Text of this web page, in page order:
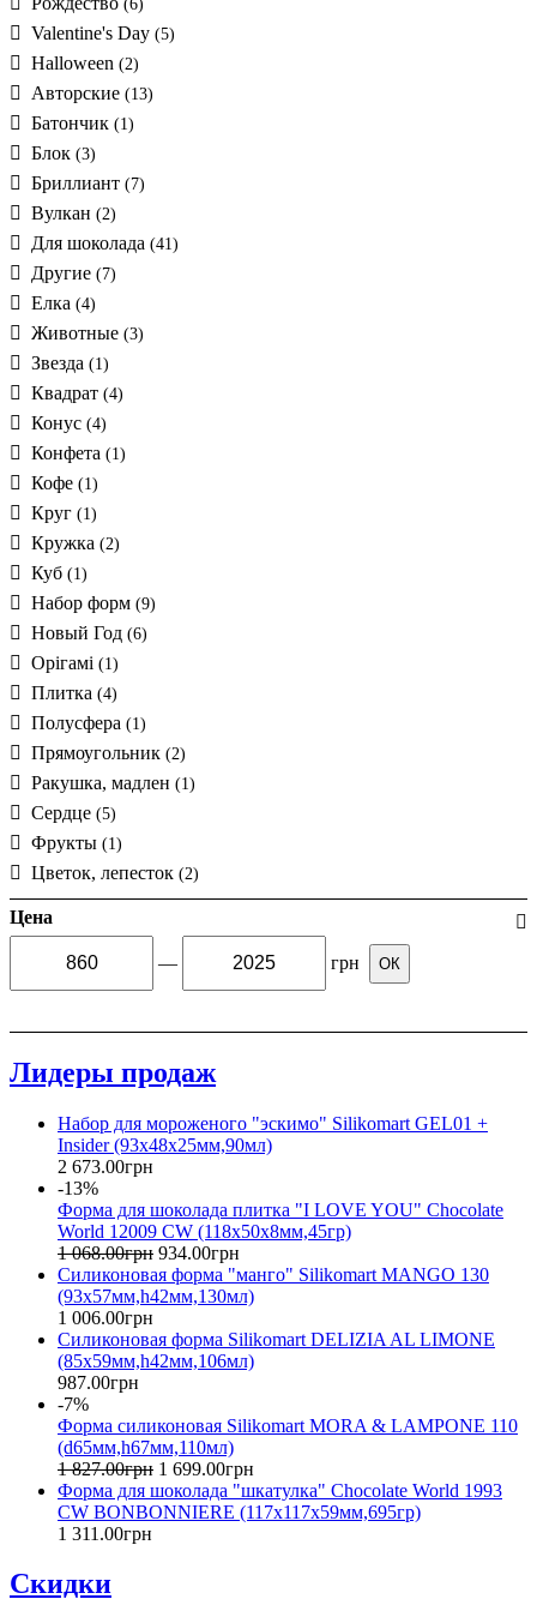
(6)
Valentine's Day (5)
Halloween (2)
Авторские (13)
Батончик (1)
Блок (3)
Бриллиант (7)
Вулкан (2)
Для шоколада (41)
Другие (7)
Елка (4)
Животные (3)
Звезда (1)
Квадрат (4)
Конус (4)
Конфета (1)
Кофе (1)
Круг (1)
Кружка (2)
Куб (1)
Набор форм (9)
Новый Год (6)
Орігамі (1)
Плитка (4)
Полусфера (1)
Прямоугольник (2)
Ракушка, мадлен (1)
Сердце (5)
Фрукты (1)
Цветок, лепесток (2)
Цена
— грн ОК
Лидеры продаж
Набор для мороженого "эскимо" Silikomart GEL01 +
Insider (93х48x25мм,90мл)
2 673.00грн
-13%
Форма для шоколада плитка "I LOVE YOU" Chocolate
World 12009 CW (118x50x8мм,45гр)
1 068.00грн 934.00грн
Силиконовая форма "манго" Silikomart MANGO 130
(93x57мм,h42мм,130мл)
1 006.00грн
Силиконовая форма Silikomart DELIZIA AL LIMONE
(85x59мм,h42мм,106мл)
987.00грн
-7%
Форма силиконовая Silikomart MORA & LAMPONE 110
(d65мм,h67мм,110мл)
1 827.00грн 1 699.00грн
Форма для шоколада "шкатулка" Chocolate World 1993
CW BONBONNIERE (117x117x59мм,695гр)
1 311 .00грн
Скидки